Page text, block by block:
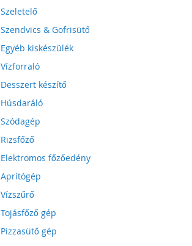
Szeletelő
Szendvics & Gofrisütő
Egyéb kiskészülék
Vízforraló
Desszert készítő
Húsdaráló
Szódagép
Rizsfőző
Elektromos főzőedény
Aprítógép
Vízszűrő
Tojásfőző gép
Pizzasütő gép